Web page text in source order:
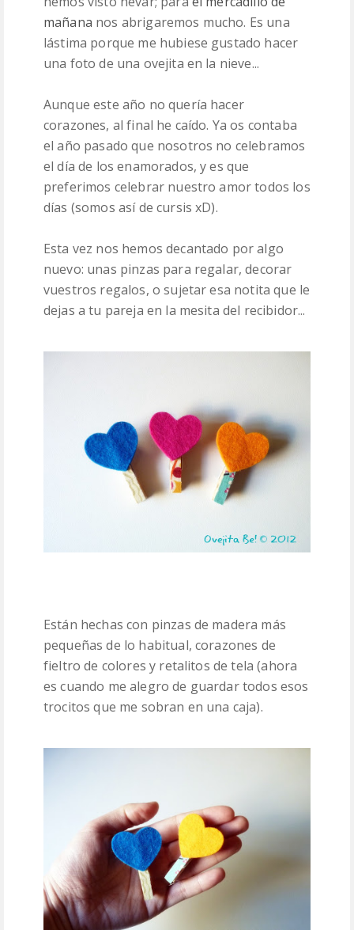
mañana nos abrigaremos mucho. Es una
lástima porque me hubiese gustado hacer
una foto de una ovejita en la nieve...
Aunque este año no quería hacer
corazones, al final he caído. Ya os contaba
el año pasado que nosotros no celebramos
el día de los enamorados, y es que
preferimos celebrar nuestro amor todos los
días (somos así de cursis xD).
Esta vez nos hemos decantado por algo
nuevo: unas pinzas para regalar, decorar
vuestros regalos, o sujetar esa notita que le
dejas a tu pareja en la mesita del recibidor...
Están hechas con pinzas de madera más
pequeñas de lo habitual, corazones de
fieltro de colores y retalitos de tela (ahora
es cuando me alegro de guardar todos esos
trocitos que me sobran en una caja).